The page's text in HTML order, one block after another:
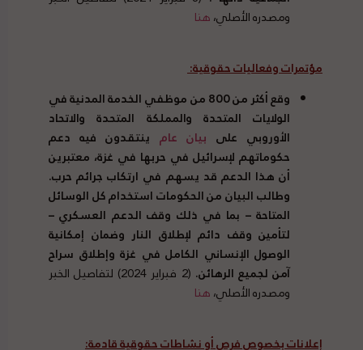
ومصدره الأصلي،هنا
مؤتمرات وفعاليات حقوقية:
وقع أكثر من800من موظفي الخدمة المدنية في
الولايات المتحدة والمملكة المتحدة والاتحاد
الأوروبي على بيان عام ينتقدون فيه دعم
حكوماتهم لإسرائيل في حربها في غزة، معتبرين
أن هذا الدعم قد يسهم في ارتكاب جرائم حرب.
وطالب البيان من الحكومات استخدام كل الوسائل
المتاحة– بما في ذلك وقف الدعم العسكري –
لتأمين وقف دائم لإطلاق النار وضمان إمكانية
الوصول الإنساني الكامل في غزة وإطلاق سراح
آمن لجميع الرهائن.
(2 فبراير 2024) لتفاصيل الخبر
ومصدره الأصلي،هنا
إعلانات بخصوص فرص أو نشاطات حقوقية قادمة: